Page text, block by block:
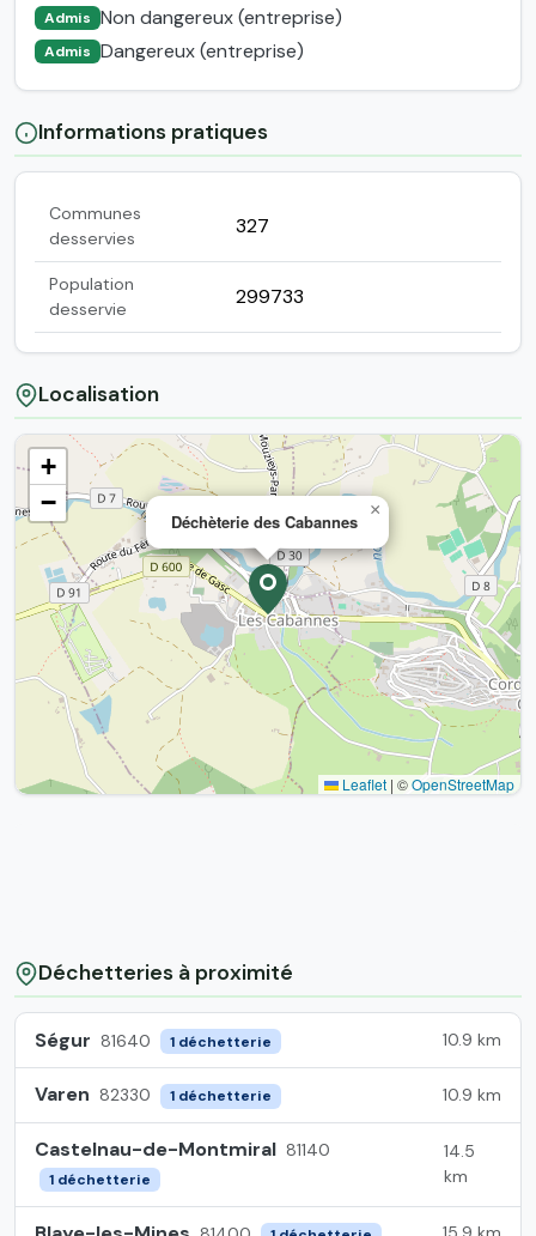
Admis Non dangereux (entreprise)
Admis Dangereux (entreprise)
Informations pratiques
Communes
desservies
327
Population
desservie
299733
Localisation
Déchèterie des Cabannes
×
+
−
Leaflet | ©OpenStreetMap
Déchetteries à proximité
Ségur 81640 1 déchetterie 10.9 km
Varen 82330 1 déchetterie 10.9 km
Castelnau-de-Montmiral 81140
1 déchetterie
14.5
km